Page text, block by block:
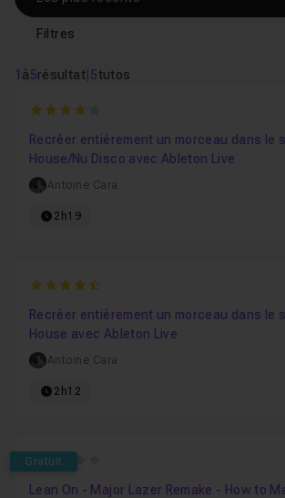
1 à5résultat| 5tutos
Filtres
4
Recréer entièrement un morceau dans le
House/Nu Disco avec Ableton Live
Antoine Cara
2h19
4.8571428571429
Recréer entièrement un morceau dans le
House avec Ableton Live
Antoine Cara
2h12
Gratuit
0
Lean On - Major Lazer Remake - How to